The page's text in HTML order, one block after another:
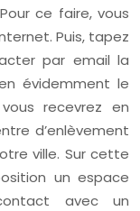
ce faire, vous
Puis, tapez
par email la
évidemment le
recevrez en
d’enlèvement
ville. Sur cette
un espace
avec un